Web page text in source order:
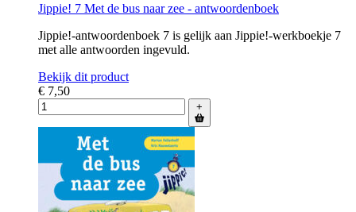
Jippie! 7 Met de bus naar zee - antwoordenboek
Jippie!-antwoordenboek 7 is gelijk aan Jippie!-werkboekje 7
met alle antwoorden ingevuld.
Bekijk dit product
€ 7,50
+